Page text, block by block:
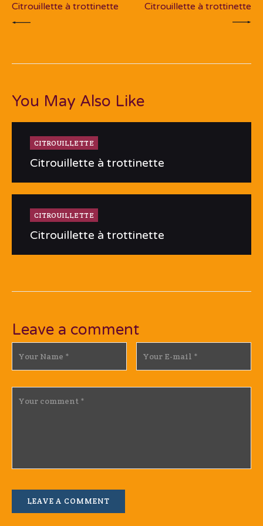
Citrouillette à trottinette Citrouillette à trottinette
You May Also Like
CITROUILLETTE
Citrouillette à trottinette
CITROUILLETTE
Citrouillette à trottinette
Leave a comment